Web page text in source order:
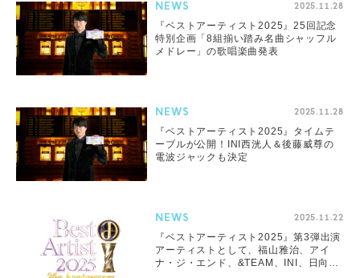
NEWS 2025.11.28
『ベストアーティスト2025』25回記念
特別企画「8組揃い踏み名曲シャッフル
メドレー」の歌唱楽曲発表
NEWS 2025.11.28
『ベストアーティスト2025』タイムテ
ーブルが公開！INI西洸人＆後藤威尊の
電波ジャックも決定
NEWS 2025.11.22
『ベストアーティスト2025』第3弾出演
アーティストとして、福山雅治、アイ
ナ・ジ・エンド、&TEAM、INI、日向坂